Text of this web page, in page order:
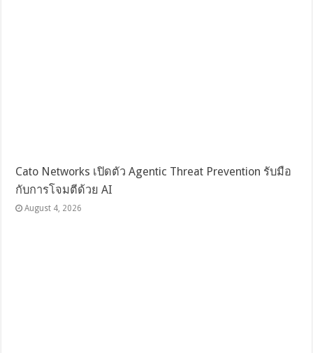
Cato Networks เปิดตัว Agentic Threat Prevention รับมือ
กับการโจมตีด้วย AI
August 4, 2026